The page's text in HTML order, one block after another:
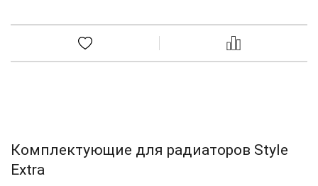
Комплектующие для радиаторов Style
Extra